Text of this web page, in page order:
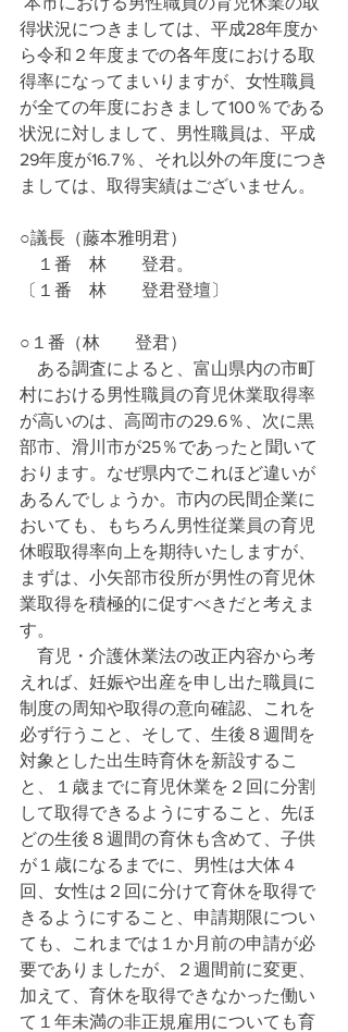
得状況につきましては、平成28年度か
ら令和２年度までの各年度における取
得率になってまいりますが、女性職員
が全ての年度におきまして100％である
状況に対しまして、男性職員は、平成
29年度が16.7％、それ以外の年度につき
ましては、取得実績はございません。
○議長（藤本雅明君）
１番　林　　登君。
〔１番　林　　登君登壇〕
○１番（林　　登君）
ある調査によると、富山県内の市町
村における男性職員の育児休業取得率
が高いのは、高岡市の29.6％、次に黒
部市、滑川市が25％であったと聞いて
おります。なぜ県内でこれほど違いが
あるんでしょうか。市内の民間企業に
おいても、もちろん男性従業員の育児
休暇取得率向上を期待いたしますが、
まずは、小矢部市役所が男性の育児休
業取得を積極的に促すべきだと考えま
す。
育児・介護休業法の改正内容から考
えれば、妊娠や出産を申し出た職員に
制度の周知や取得の意向確認、これを
必ず行うこと、そして、生後８週間を
対象とした出生時育休を新設するこ
と、１歳までに育児休業を２回に分割
して取得できるようにすること、先ほ
どの生後８週間の育休も含めて、子供
が１歳になるまでに、男性は大体４
回、女性は２回に分けて育休を取得で
きるようにすること、申請期限につい
ても、これまでは１か月前の申請が必
要でありましたが、２週間前に変更、
加えて、育休を取得できなかった働い
て１年未満の非正規雇用についても育